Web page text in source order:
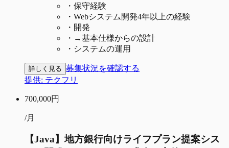
・ 保守経験
・ Webシステム開発4年以上の経験
・ 開発
・ →基本仕様からの設計
・ システムの運用
詳しく見る 募集状況を確認する
提供: テクフリ
700,000円
/月
【Java】地方銀行向けライフプラン提案シス